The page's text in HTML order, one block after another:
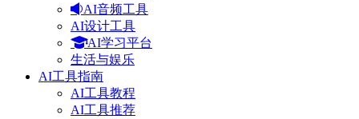
AI音频工具
AI设计工具
AI学习平台
生活与娱乐
AI工具指南
AI工具教程
AI工具推荐